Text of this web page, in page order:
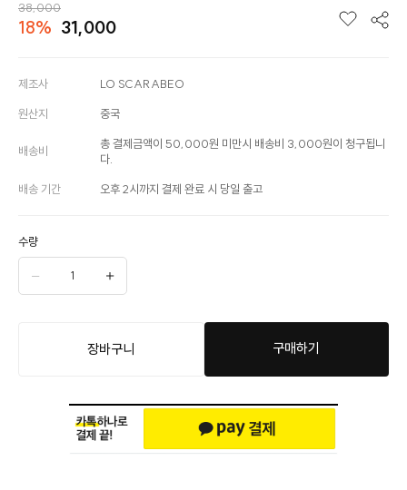
38,000
18% 31,000
제조사 LO SCARABEO
원산지 중국
배송비
총 결제금액이 50,000원 미만시 배송비 3,000원이 청구됩니
다.
배송 기간 오후 2시까지 결제 완료 시 당일 출고
수량
장바구니 구매하기